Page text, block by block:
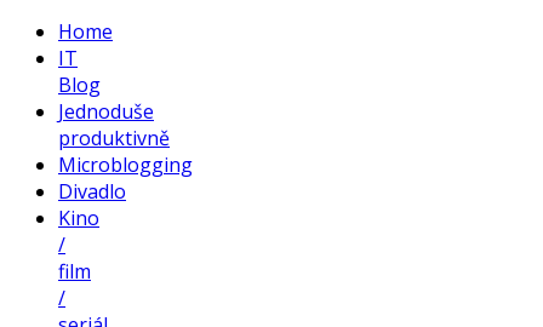
Home
IT
Blog
Jednoduše
produktivně
Microblogging
Divadlo
Kino
/
film
/